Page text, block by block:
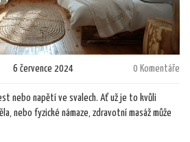
6 července 2024 0 Komentáře
nebo napětí ve svalech. Ať už je to kvůli
nebo fyzické námaze, zdravotní masáž může